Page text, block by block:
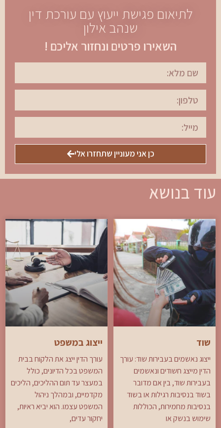
לתיאום פגישת ייעוץ עם עורכת דין
שנהב אילון
השאירו פרטים ונחזור אליכם !
כן אני מעוניין שתחזרו אלי
עוד בנושא
שוד
ייצוג נאשמים בעבירות שוד: עורך
הדין מייצג חשודים ונאשמים
בעבירות שוד, בין אם מדובר
בשוד בנסיבות רגילות או בשוד
בנסיבות מחמירות, הכוללות
שימוש בנשק או
ייצוג במשפט
עורך הדין ייצג את הלקוח בבית
המשפט בכל הדיונים, כולל
במעצר עד תום ההליכים, הליכים
מקדמיים, ובמהלך ניהול
המשפט עצמו. הוא יביא ראיות,
יחקור עדים,